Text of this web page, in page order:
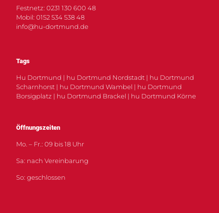
Festnetz: 0231 130 600 48
Mobil: 0152 534 538 48
info@hu-dortmund.de
Tags
Hu Dortmund | hu Dortmund Nordstadt | hu Dortmund
Scharnhorst | hu Dortmund Wambel | hu Dortmund
Borsigplatz | hu Dortmund Brackel | hu Dortmund Körne
Öffnungszeiten
Mo. – Fr.: 09 bis 18 Uhr
Sa: nach Vereinbarung
So: geschlossen